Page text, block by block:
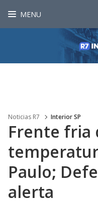
MENU
Noticias R7 Interior SP
Frente fria
Paulo;
alerta